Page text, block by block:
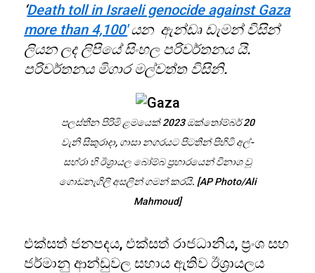
‘Death toll in Israeli genocide against Gaza
more than 4,100′යන ඇන්ඩෘ ඩැමන් විසින්
ලියන ලද ලිපියේ සිංහල පරිවර්තනය යි.
පරිවර්තනය මිගාර මල්වත්ත විසිනි.
පලස්තීන පිරිමි ළමයෙක් 2023 ඔක්තෝම්බර් 20
වැනි සිකුරාදා, ගාසා නගරයට පිටතින් පිහිටි අල්-
සහ්රා හි ඊශ්‍රායල බෝම්බ ප්‍රහාරයෙන් විනාශ වූ
ගොඩනැගිලි අසලින් ගමන් කරයි. [AP Photo/Ali
Mahmoud]
එක්සත් ජනපදය, එක්සත් රාජධානිය, ප්‍රංශ සහ
ජර්මානු ආන්ඩුවල සහාය ඇතිව ඊශ්‍රායලය